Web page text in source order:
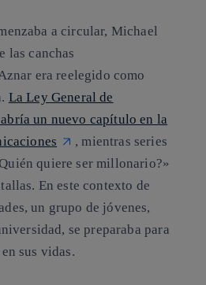
a circular, Michael
las canchas
era reelegido como
La Ley General de
un nuevo capítulo en la
, mientras series
quiere ser millonario?»
En este contexto de
un grupo de jóvenes,
se preparaba para
sus vidas.